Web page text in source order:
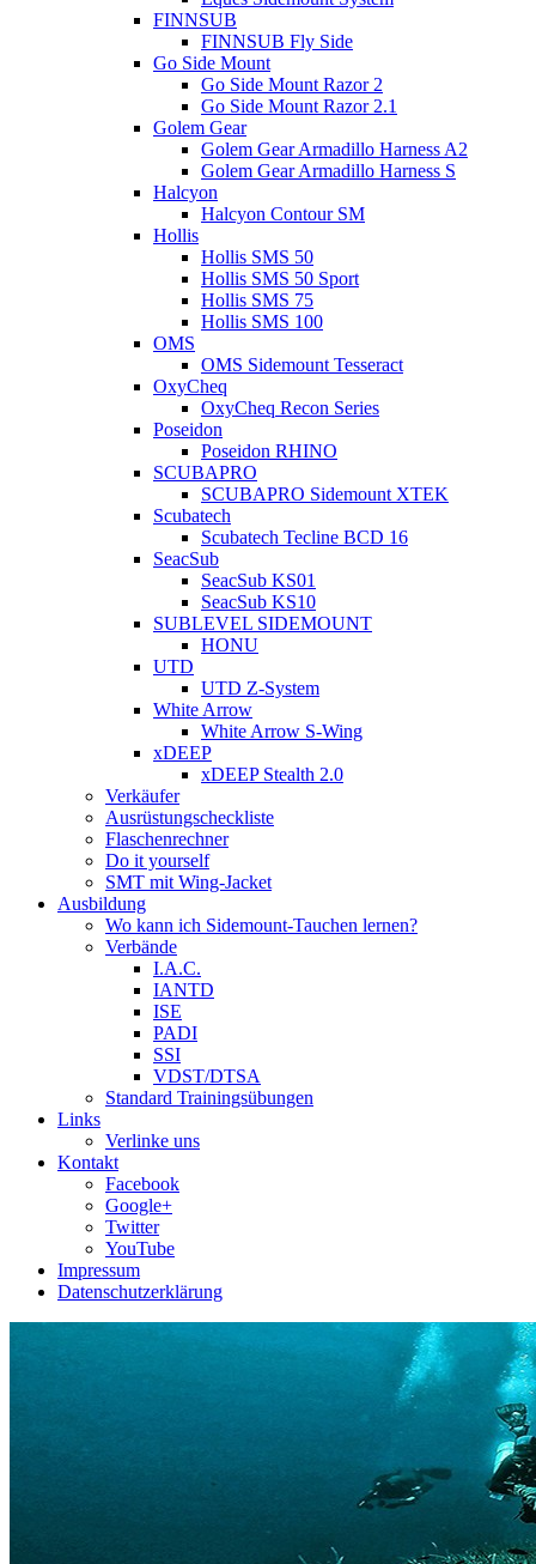
FINNSUB
FINNSUB Fly Side
Go Side Mount
Go Side Mount Razor 2
Go Side Mount Razor 2.1
Golem Gear
Golem Gear Armadillo Harness A2
Golem Gear Armadillo Harness S
Halcyon
Halcyon Contour SM
Hollis
Hollis SMS 50
Hollis SMS 50 Sport
Hollis SMS 75
Hollis SMS 100
OMS
OMS Sidemount Tesseract
OxyCheq
OxyCheq Recon Series
Poseidon
Poseidon RHINO
SCUBAPRO
SCUBAPRO Sidemount XTEK
Scubatech
Scubatech Tecline BCD 16
SeacSub
SeacSub KS01
SeacSub KS10
SUBLEVEL SIDEMOUNT
HONU
UTD
UTD Z-System
White Arrow
White Arrow S-Wing
xDEEP
xDEEP Stealth 2.0
Verkäufer
Ausrüstungscheckliste
Flaschenrechner
Do it yourself
SMT mit Wing-Jacket
Ausbildung
Wo kann ich Sidemount-Tauchen lernen?
Verbände
I.A.C.
IANTD
ISE
PADI
SSI
VDST/DTSA
Standard Trainingsübungen
Links
Verlinke uns
Kontakt
Facebook
Google+
Twitter
YouTube
Impressum
Datenschutzerklärung
Das Sidemount-Forum ist auf
ein neues Forensystem
umgezogen und wie gewohnt
https://www.sidemount-
erreichbar.